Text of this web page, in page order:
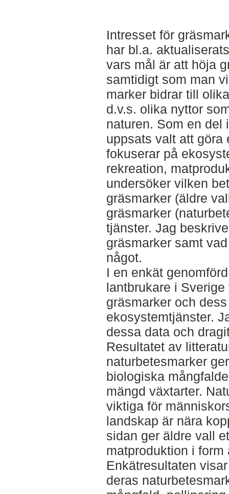
Intresset för
har bl.a.
vars mål är att höja
samtidigt som man
marker bidrar till
d.v.s. olika nyttor
naturen. Som en del
uppsats valt att göra
fokuserar på
rekreation,
undersöker vilken
gräsmarker (äldre
gräsmarker
tjänster. Jag
gräsmarker samt
något.
I en enkät
lantbrukare i
gräsmarker och
ekosystemtjänster.
dessa data och
Resultatet av
naturbetesmarker
biologiska
mängd växtarter.
viktiga för
landskap är nära
sidan ger äldre vall
matproduktion i form
Enkätresultaten
deras